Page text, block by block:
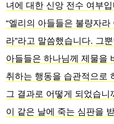
녀에 대한 신앙 전수 여부
“엘리의 아들들은 불량자
라”라고 말씀했습니다. 그
아들들은 하나님께 제물을
취하는 행동을 습관적으로
그 결과로 어떻게 되었습
이 같은 날에 죽는 심판을